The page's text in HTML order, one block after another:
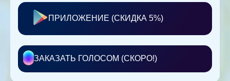
ПРИЛОЖЕНИЕ (СКИДКА 5%)
ЗАКАЗАТЬ ГОЛОСОМ (СКОРО!)